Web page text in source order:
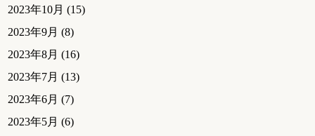
2023年10月 (15)
2023年9月 (8)
2023年8月 (16)
2023年7月 (13)
2023年6月 (7)
2023年5月 (6)